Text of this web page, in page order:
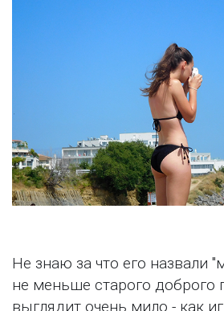
Не знаю за что его назвали
не меньше старого доброго
выглядит очень мило - как